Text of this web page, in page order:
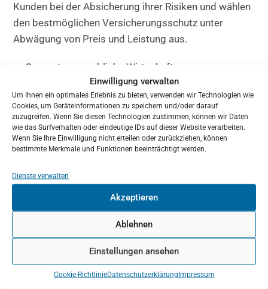
Einwilligung verwalten
Um Ihnen ein optimales Erlebnis zu bieten, verwenden wir Technologien wie
Cookies, um Geräteinformationen zu speichern und/oder darauf
zuzugreifen. Wenn Sie diesen Technologien zustimmen, können wir Daten
wie das Surfverhalten oder eindeutige IDs auf dieser Website verarbeiten.
Wenn Sie Ihre Einwilligung nicht erteilen oder zurückziehen, können
bestimmte Merkmale und Funktionen beeinträchtigt werden.
Dienste verwalten
Akzeptieren
Ablehnen
Einstellungen ansehen
Cookie-RichtlinieDatenschutzerklärungImpressum
Kunden bei der Absicherung ihrer Risiken und wählen
den bestmöglichen Versicherungsschutz unter
Abwägung von Preis und Leistung aus.
Gesamte gewerbliche Wirtschaft
Kommunale Zweckbetriebe
Kommunale Institutionen
Verbände
Mittelständische Industrie
DAS KONTOR
40549 Düsseldorf
0211 – 55 02 39 - 0